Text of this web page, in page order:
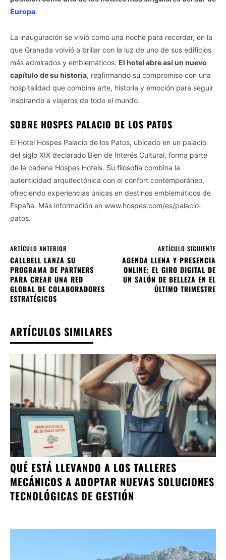
Europa.
La inauguración se vivió como una noche para recordar, en la
que Granada volvió a brillar con la luz de uno de sus edificios
más admirados y emblemáticos. El hotel abre así un nuevo
capítulo de su historia, reafirmando su compromiso con una
hospitalidad que combina arte, historia y emoción para seguir
inspirando a viajeros de todo el mundo.
SOBRE HOSPES PALACIO DE LOS PATOS
El Hotel Hospes Palacio de los Patos, ubicado en un palacio
del siglo XIX declarado Bien de Interés Cultural, forma parte
de la cadena Hospes Hotels. Su filosofía combina la
autenticidad arquitectónica con el confort contemporáneo,
ofreciendo experiencias únicas en destinos emblemáticos de
España. Más información en www.hospes.com/es/palacio-
patos.
ARTÍCULO ANTERIOR
CALLBELL LANZA SU
PROGRAMA DE PARTNERS
PARA CREAR UNA RED
GLOBAL DE COLABORADORES
ESTRATÉGICOS
ARTÍCULO SIGUIENTE
AGENDA LLENA Y PRESENCIA
ONLINE; EL GIRO DIGITAL DE
UN SALÓN DE BELLEZA EN EL
ÚLTIMO TRIMESTRE
ARTÍCULOS SIMILARES
QUÉ ESTÁ LLEVANDO A LOS TALLERES
MECÁNICOS A ADOPTAR NUEVAS SOLUCIONES
TECNOLÓGICAS DE GESTIÓN